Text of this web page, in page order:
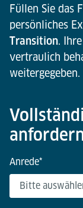
Füllen Sie das
persönliches
Transition.
vertraulich
weitergegeben.
Anrede*